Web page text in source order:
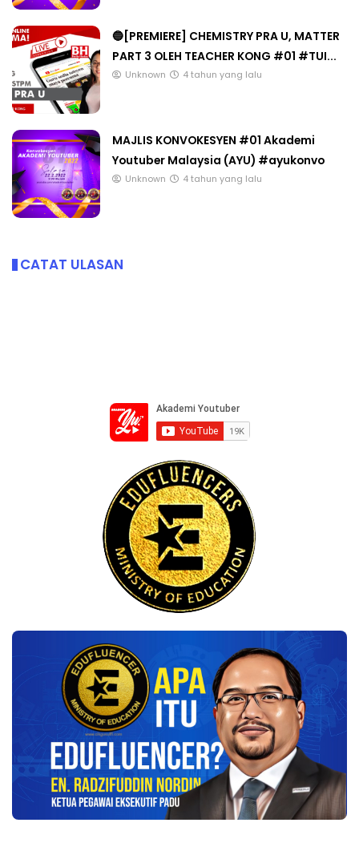
🔵[PREMIERE] CHEMISTRY PRA U, MATTER
PART 3 OLEH TEACHER KONG #01 #TUI...
Unknown 4 tahun yang lalu
MAJLIS KONVOKESYEN #01 Akademi
Youtuber Malaysia (AYU) #ayukonvo
Unknown 4 tahun yang lalu
CATAT ULASAN